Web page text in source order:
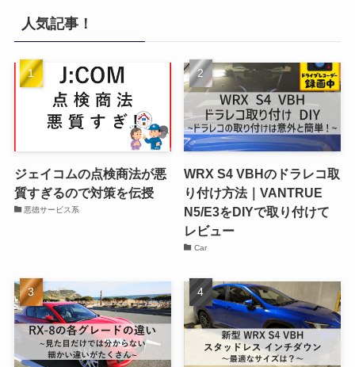
人気記事！
ジェイコムの点検商法が悪
質すぎるので対策を伝授
悪徳サービス系
WRX S4 VBHのドラレコ取
り付け方法｜VANTRUE
N5/E3をDIYで取り付けて
レビュー
Car